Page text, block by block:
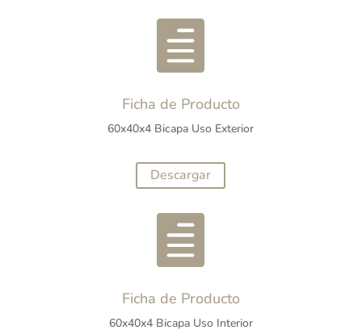

Ficha de Producto
60x40x4 Bicapa Uso Exterior
Descargar

Ficha de Producto
60x40x4 Bicapa Uso Interior